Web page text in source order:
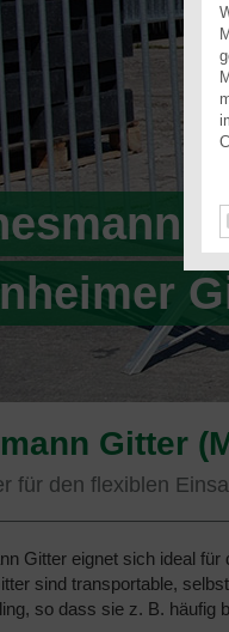
Gitter
für den flexiblen
Gitter eignet sich ideal
sind transportable,
so dass sie z. B. häufig